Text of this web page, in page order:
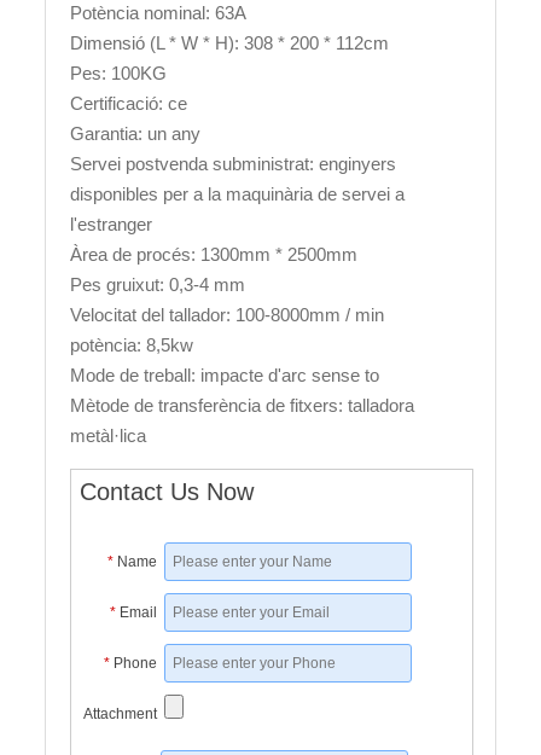
Potència nominal: 63A
Dimensió (L * W * H): 308 * 200 * 112cm
Pes: 100KG
Certificació: ce
Garantia: un any
Servei postvenda subministrat: enginyers
disponibles per a la maquinària de servei a
l'estranger
Àrea de procés: 1300mm * 2500mm
Pes gruixut: 0,3-4 mm
Velocitat del tallador: 100-8000mm / min
potència: 8,5kw
Mode de treball: impacte d'arc sense to
Mètode de transferència de fitxers: talladora
metàl·lica
Contact Us Now
* Name
* Email
* Phone
Attachment